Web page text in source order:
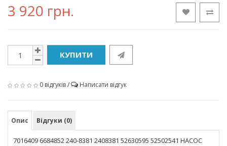
3 920 грн.
КУПИТИ
0 відгуків/ Написати відгук
Опис Відгуки (0)
7016409 6684852 240-8381 2408381 52630595 52502541 НАСОС